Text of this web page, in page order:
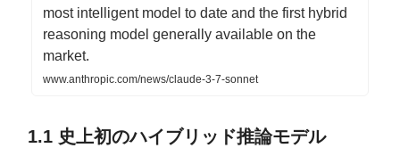
most intelligent model to date and the first hybrid
reasoning model generally available on the
market.
www.anthropic.com/news/claude-3-7-sonnet
1.1 史上初のハイブリッド推論モデル